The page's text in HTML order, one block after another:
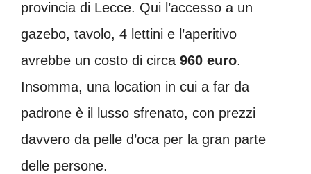
provincia di Lecce. Qui l’accesso a un
gazebo, tavolo, 4 lettini e l’aperitivo
avrebbe un costo di circa 960 euro.
Insomma, una location in cui a far da
padrone è il lusso sfrenato, con prezzi
davvero da pelle d’oca per la gran parte
delle persone.